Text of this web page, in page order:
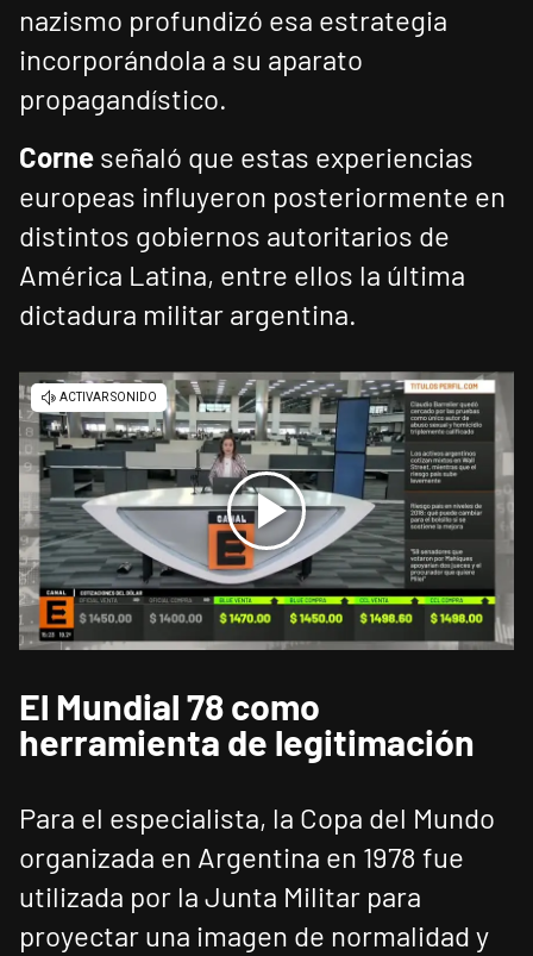
nazismo profundizó esa estrategia
incorporándola a su aparato
propagandístico.
Corne señaló que estas experiencias
europeas influyeron posteriormente en
distintos gobiernos autoritarios de
América Latina, entre ellos la última
dictadura militar argentina.
El Mundial 78 como
herramienta de legitimación
Para el especialista, la Copa del Mundo
organizada en Argentina en 1978 fue
utilizada por la Junta Militar para
proyectar una imagen de normalidad y